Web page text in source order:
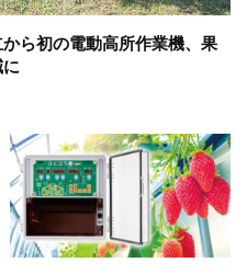
から初の電動高所作業機、果